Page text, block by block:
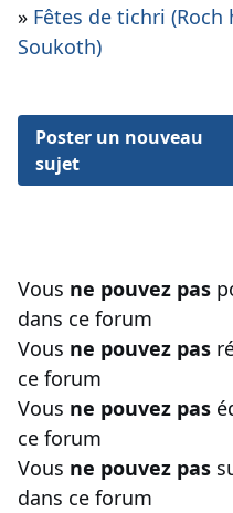
» Fêtes de tichri (Roch
Soukoth)
Poster un nouveau
sujet
Vous ne pouvez pas
dans ce forum
Vous ne pouvez pas
ce forum
Vous ne pouvez pas
ce forum
Vous ne pouvez pas
dans ce forum